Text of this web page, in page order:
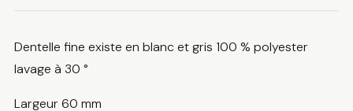
Dentelle fine existe en blanc et gris 100 % polyester
lavage à 30 °
Largeur 60 mm